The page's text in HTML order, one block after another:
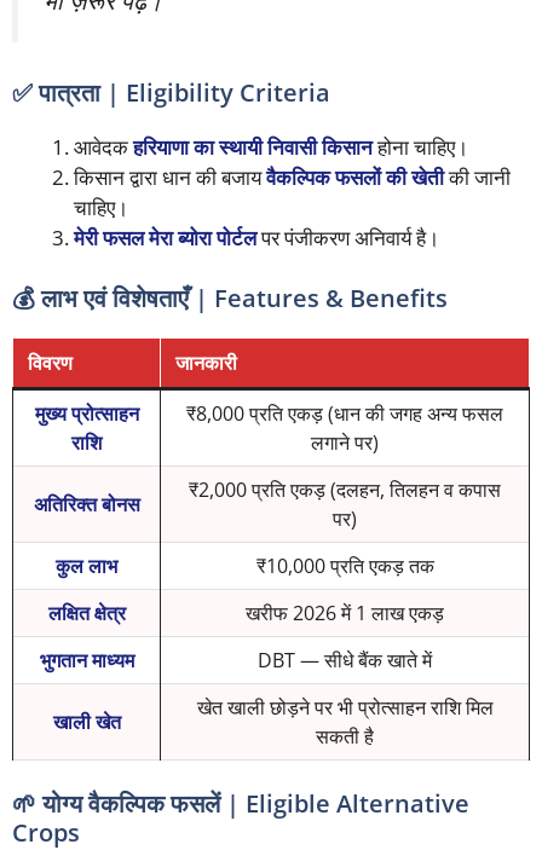
✅ पात्रता | Eligibility Criteria
आवेदकहरियाणा का स्थायी निवासी किसानहोना चाहिए।
किसान द्वारा धान की बजायवैकल्पिक फसलों की खेतीकी जानी
चाहिए।
मेरी फसल मेरा ब्योरा पोर्टलपर पंजीकरण अनिवार्य है।
💰 लाभ एवं विशेषताएँ | Features & Benefits
विवरण
जानकारी
मुख्य प्रोत्साहन
राशि
₹8,000 प्रति एकड़ (धान की जगह अन्य फसल
लगाने पर)
अतिरिक्त बोनस
₹2,000 प्रति एकड़ (दलहन, तिलहन व कपास
पर)
कुल लाभ
₹10,000 प्रति एकड़ तक
लक्षित क्षेत्र
खरीफ 2026 में 1 लाख एकड़
भुगतान माध्यम
DBT — सीधे बैंक खाते में
खाली खेत
खेत खाली छोड़ने पर भी प्रोत्साहन राशि मिल
सकती है
🌱 योग्य वैकल्पिक फसलें | Eligible Alternative
Crops